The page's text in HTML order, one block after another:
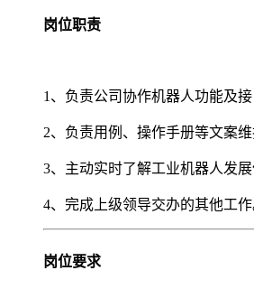
岗位职责
1、负责公司协作机器人功能及接
2、负责用例、操作手册等文案维
3、主动实时了解工业机器人发展
4、完成上级领导交办的其他工作
岗位要求